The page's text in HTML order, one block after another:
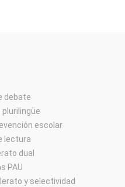
debate
escolar
lectura
dual
PAU
y selectividad